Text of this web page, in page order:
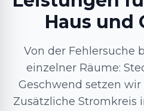
Haus und
Von der Fehlersuche
einzelner Räume:
Geschwend setzen
Zusätzliche Stromkreis